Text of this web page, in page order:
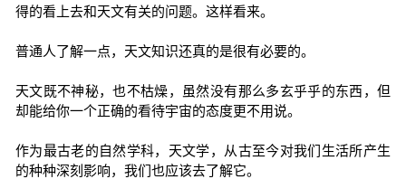
得的看上去和天文有关的问题。这样看来。
普通人了解一点，天文知识还真的是很有必要的。
天文既不神秘，也不枯燥，虽然没有那么多玄乎乎的东西，但
却能给你一个正确的看待宇宙的态度更不用说。
作为最古老的自然学科，天文学，从古至今对我们生活所产生
的种种深刻影响，我们也应该去了解它。